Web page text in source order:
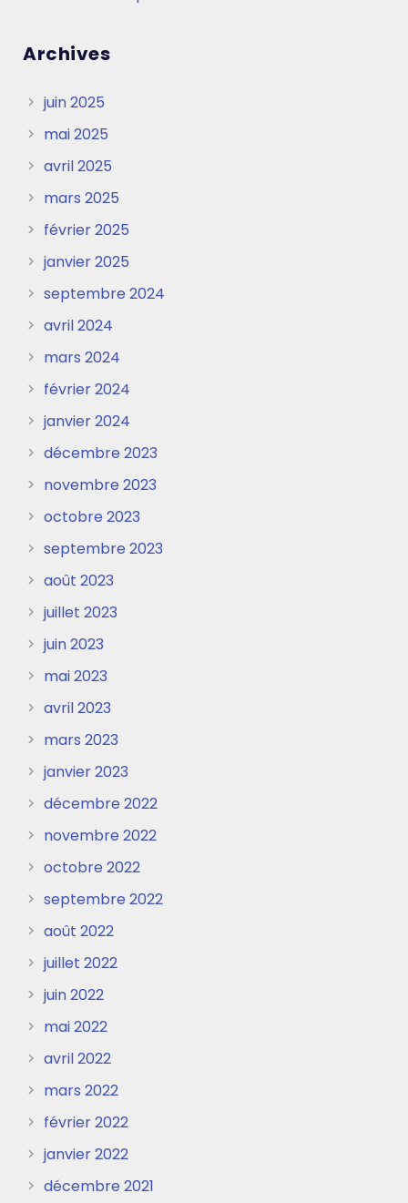
Archives
juin 2025
mai 2025
avril 2025
mars 2025
février 2025
janvier 2025
septembre 2024
avril 2024
mars 2024
février 2024
janvier 2024
décembre 2023
novembre 2023
octobre 2023
septembre 2023
août 2023
juillet 2023
juin 2023
mai 2023
avril 2023
mars 2023
janvier 2023
décembre 2022
novembre 2022
octobre 2022
septembre 2022
août 2022
juillet 2022
juin 2022
mai 2022
avril 2022
mars 2022
février 2022
janvier 2022
décembre 2021